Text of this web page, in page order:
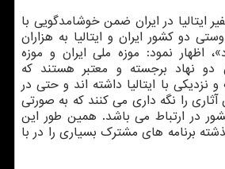
ایتالیا در ایران ضمن خوشامدگویی با
دو كشور ایران و ایتالیا به هزاران
اظهار نمود: موزه ملی ایران و موزه
دو نهاد برجسته و معتبر هستند كه
با ایتالیا داشته اند و حتی در
را نگه داری می كنند كه به صورتی
كشور در ارتباط می باشد. همین طور این
برنامه های مشترك بسیاری را در با